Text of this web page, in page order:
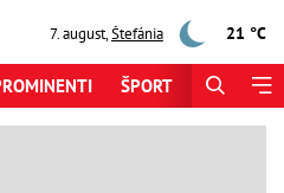
7. august,Štefánia 21 °C
ŠPORT